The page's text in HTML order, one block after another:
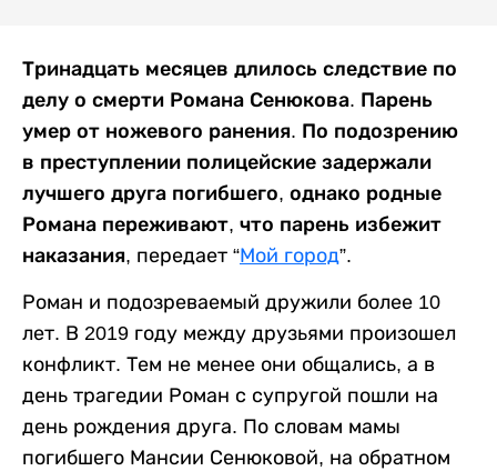
Тринадцать месяцев длилось следствие по
делу о смерти Романа Сенюкова. Парень
умер от ножевого ранения. По подозрению
в преступлении полицейские задержали
лучшего друга погибшего, однако родные
Романа переживают, что парень избежит
наказания, передает “Мой город”.
Роман и подозреваемый дружили более 10
лет. В 2019 году между друзьями произошел
конфликт. Тем не менее они общались, а в
день трагедии Роман с супругой пошли на
день рождения друга. По словам мамы
погибшего Мансии Сенюковой, на обратном